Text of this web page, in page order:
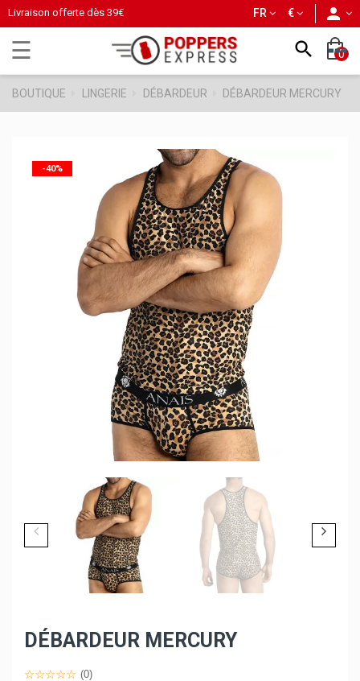
Livraison offerte dès 39€ €
FR
Basculer
la
navigation
☰  0
BOUTIQUE LINGERIE DÉBARDEUR DÉBARDEUR MERCURY
-40%
DÉBARDEUR MERCURY
(0)